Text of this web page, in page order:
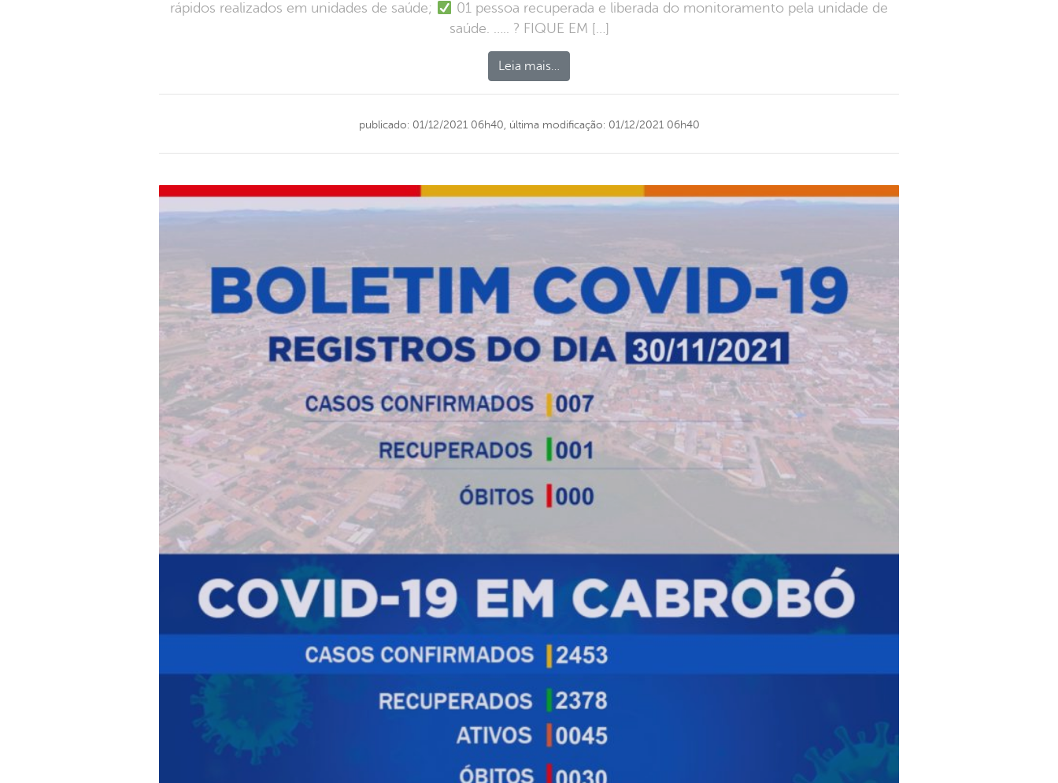
rápidos realizados em unidades de saúde;
01 pessoa recuperada e liberada do monitoramento pela unidade de
saúde. ….. ? FIQUE EM […]
Leia mais…
publicado: 01/12/2021 06h40, última modificação: 01/12/2021 06h40